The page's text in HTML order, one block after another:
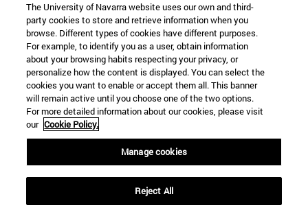
The University of Navarra website uses our own and third-
party cookies to store and retrieve information when you
browse. Different types of cookies have different purposes.
For example, to identify you as a user, obtain information
about your browsing habits respecting your privacy, or
personalize how the content is displayed. You can select the
cookies you want to enable or accept them all. This banner
will remain active until you choose one of the two options.
For more detailed information about our cookies, please visit
our Cookie Policy.
Manage cookies
Reject All